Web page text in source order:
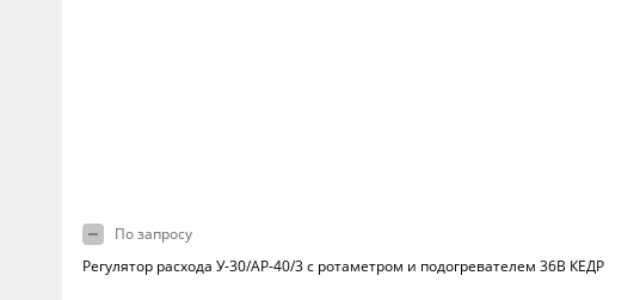
По запросу
Регулятор расхода У-30/АР-40/3 с ротаметром и подогревателем 36В КЕДР